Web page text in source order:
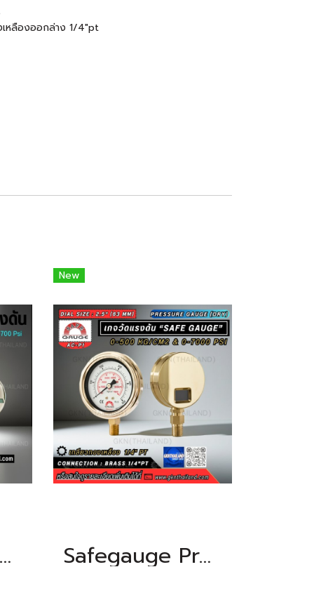
หลืองออกล่าง 1/4"pt
Safegauge Pressure Gauge 0-50 kg/cm2 & 0-700 psi Body : sus304 Dia.2.5" Conn.brass 1/4"pt Bottom Type
New
Safegauge Pressure Gauge 0-700 kg/cm2 & 0-10000 psi Body : sus304 Dia.2.5" Conn.brass 1/4"pt Bottom Type